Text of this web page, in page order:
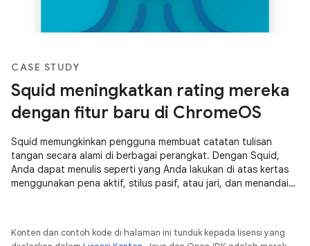
CASE STUDY
Squid meningkatkan rating mereka
dengan fitur baru di ChromeOS
Squid memungkinkan pengguna membuat catatan tulisan
tangan secara alami di berbagai perangkat. Dengan Squid,
Anda dapat menulis seperti yang Anda lakukan di atas kertas
menggunakan pena aktif, stilus pasif, atau jari, dan menandai
Konten dan contoh kode di halaman ini tunduk kepada lisensi yang